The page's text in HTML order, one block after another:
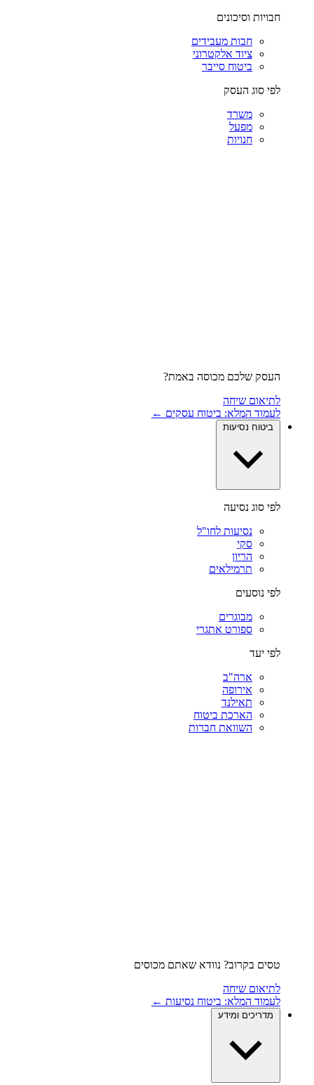
חבויות וסיכונים
חבות מעבידים
ציוד אלקטרוני
ביטוח סייבר
לפי סוג העסק
משרד
מפעל
חנויות
העסק שלכם מכוסה באמת?
לתיאום שיחה
לעמוד המלא: ביטוח עסקים ←
ביטוח נסיעות
לפי סוג נסיעה
נסיעות לחו"ל
סקי
הריון
תרמילאים
לפי נוסעים
מבוגרים
ספורט אתגרי
לפי יעד
ארה"ב
אירופה
תאילנד
הארכת ביטוח
השוואת חברות
טסים בקרוב? נוודא שאתם מכוסים
לתיאום שיחה
לעמוד המלא: ביטוח נסיעות ←
מדריכים ומידע